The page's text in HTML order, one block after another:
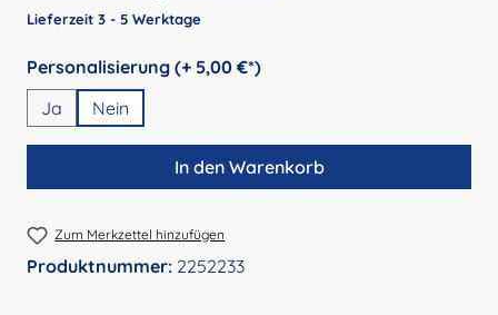
Lieferzeit 3 - 5 Werktage
Personalisierung (+ 5,00 €*)auswählen
Ja
Nein
In den Warenkorb
Zum Merkzettel hinzufügen
Produktnummer: 2252233